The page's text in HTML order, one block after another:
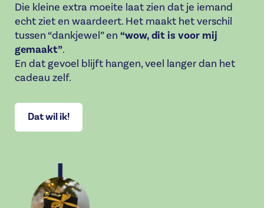
Die kleine extra moeite laat zien dat je iemand
echt ziet en waardeert. Het maakt het verschil
tussen “dankjewel”en “wow, dit is voor mij
gemaakt”.
En dat gevoel blijft hangen, veel langer dan het
cadeau zelf.
Dat wil ik!